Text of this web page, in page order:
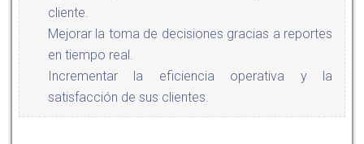
cliente.
Mejorar la toma de decisiones gracias a reportes
en tiempo real.
Incrementar la eficiencia operativa y la
satisfacción de sus clientes.